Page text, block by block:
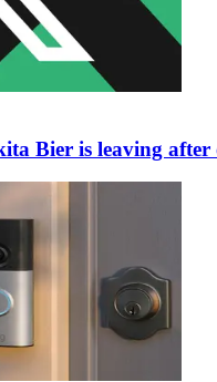
Bier is leaving after